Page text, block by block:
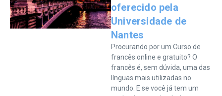
oferecido pela
Universidade de
Nantes
Procurando por um Curso de
francês online e gratuito? O
francês é, sem dúvida, uma das
línguas mais utilizadas no
mundo. E se você já tem um